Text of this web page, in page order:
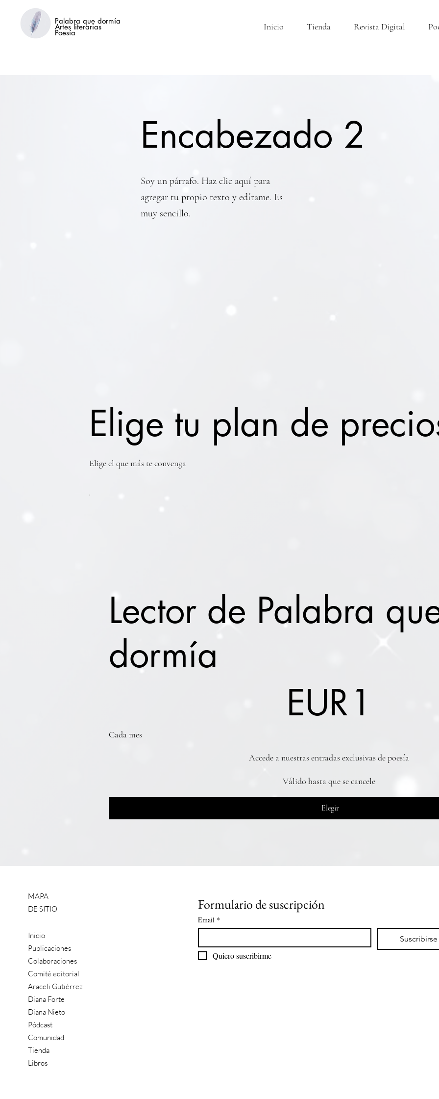
Palabra que dormía
Artes literarias
Poesía
Inicio Tienda Revista Digital
Encabezado 2
Soy un párrafo. Haz clic aquí para
agregar tu propio texto y edítame. Es
muy sencillo.
Lector de Palabra
dormía
EUR1
Cada mes
Accede a nuestras entradas exclusivas de poesía
Válido hasta que se cancele
Elegir
Elige tu plan de
Elige el que más te convenga
MAPA
DE SITIO
Inicio
Publicaciones
Colaboraciones
Comité editorial
Araceli Gutiérrez
Diana Forte
Diana Nieto
Pódcast
Comunidad
Tienda
Libros
Formulario de suscripción
Email *
Suscribirse